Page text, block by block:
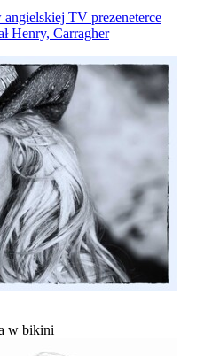
TV prezeneterce
Henry, Carragher
w bikini